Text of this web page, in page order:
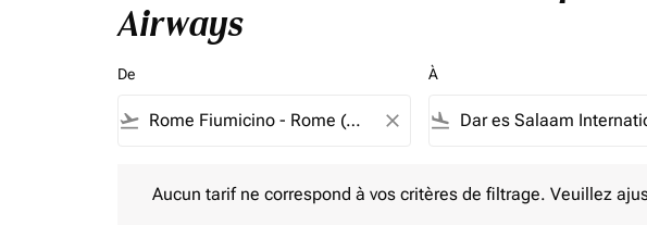
Airways
De
flight_takeoff close
À
flight_land
Aucun tarif ne correspond à vos critères de filtrage. Veuillez